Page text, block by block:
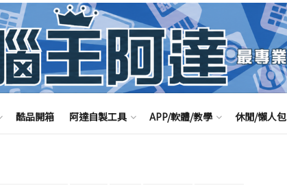
酷品開箱 阿達自製工具 APP/軟體/教學 休閒/懶人包